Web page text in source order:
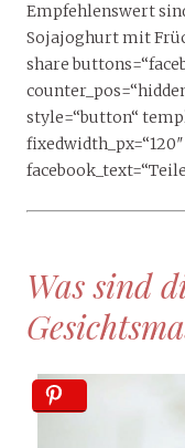
Empfehlenswert
Sojajoghurt mit
share
style=“button“
Was sind